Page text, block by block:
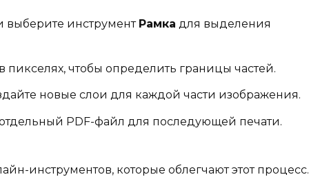
выберите инструмент Рамка для выделения
пикселях, чтобы определить границы частей.
новые слои для каждой части изображения.
PDF-файл для последующей печати.
инструментов, которые облегчают этот процесс.